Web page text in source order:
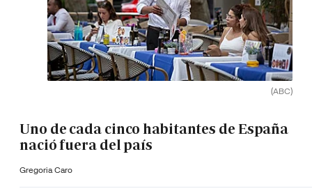
(ABC)
Uno de cada cinco habitantes de España
nació fuera del país
Gregoria Caro